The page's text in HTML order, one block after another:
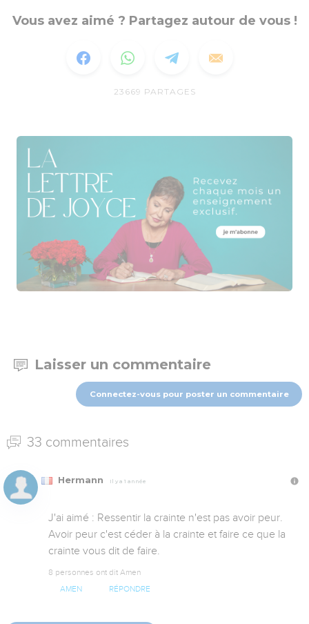
Vous avez aimé ? Partagez autour de vous !
23669 PARTAGES
Laisser un commentaire
Connectez-vous pour poster un commentaire
33 commentaires
Hermann Il y a 1 année
J'ai aimé : Ressentir la crainte n'est pas avoir peur.
Avoir peur c'est céder à la crainte et faire ce que la
crainte vous dit de faire.
8 personnes ont dit Amen
AMEN RÉPONDRE